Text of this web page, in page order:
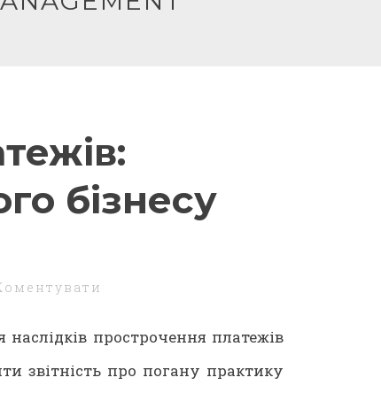
бізнесу
прострочення платежів
звітність про погану практику